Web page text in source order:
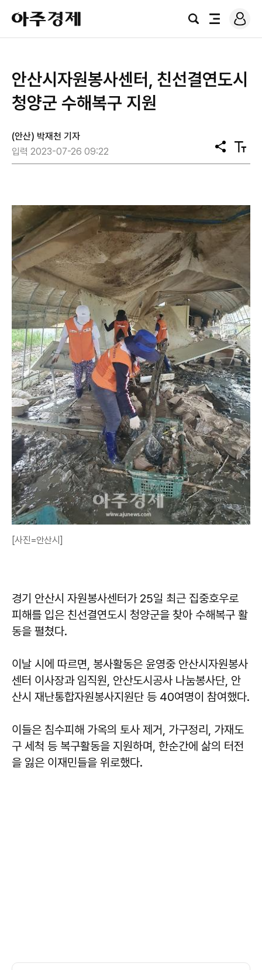
아
주
경
검
전
로
그
안산시자원봉사센터, 친선결연도시
청양군 수해복구 지원
(안산) 박재천 기자
입력 2023-07-26 09:22
공
유
텍
스
[사진=안산시]
경기 안산시 자원봉사센터가 25일 최근 집중호우로
피해를 입은 친선결연도시 청양군을 찾아 수해복구 활
동을 펼쳤다.
이날 시에 따르면, 봉사활동은 윤영중 안산시자원봉사
센터 이사장과 임직원, 안산도시공사 나눔봉사단, 안
산시 재난통합자원봉사지원단 등 40여명이 참여했다.
이들은 침수피해 가옥의 토사 제거, 가구정리, 가재도
구 세척 등 복구활동을 지원하며, 한순간에 삶의 터전
을 잃은 이재민들을 위로했다.